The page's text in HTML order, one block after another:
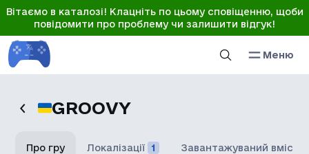
Вітаємо в каталозі! Клацніть по цьому сповіщенню, щоби
повідомити про проблему чи залишити відгук!
Меню
GROOVY
Про гру Локалізації 1 Завантажуваний вміст